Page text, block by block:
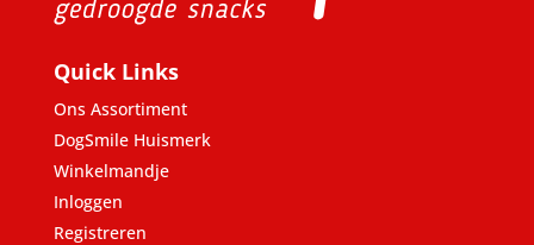
Quick Links
Ons Assortiment
DogSmile Huismerk
Winkelmandje
Inloggen
Registreren